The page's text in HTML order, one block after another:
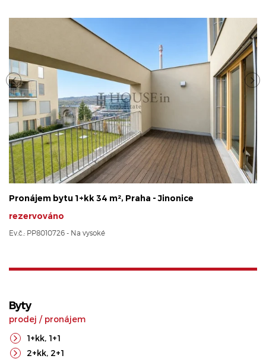
Pronájem bytu 1+kk 34 m², Praha - Jinonice
rezervováno
Ev.č.: PP8010726 - Na vysoké
Byty
prodej / pronájem
1+kk, 1+1
2+kk, 2+1